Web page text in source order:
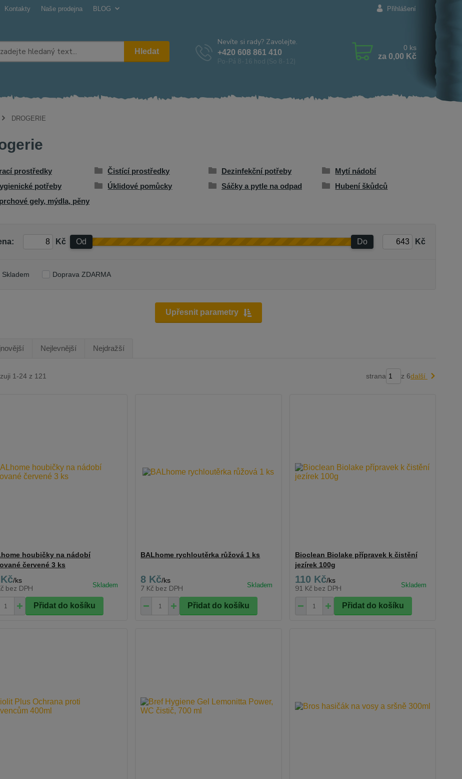
Kontakty Naše prodejna BLOG Přihlášení
Hledat
Nevíte si rady? Zavolejte.
+420 608 861 410
Po-Pá 8-16 hod (So 8-12)
0 ks
za 0,00 Kč
DROGERIE
prostředky Čistící prostředky Dezinfekční potřeby
Mytí nádobí
potřeby
Úklidové pomůcky Sáčky a pytle na odpad
Hubení škůdců
gely, mýdla, pěny
Upřesnit parametry
Kč Od Do Kč
Skladem Doprava ZDARMA
Nejlevnější Nejdražší
1-24 z 121 strana z 6další
houbičky na nádobí
červené 3 ks
/ks
bez DPH
Přidat do košíku
BALhome rychloutěrka růžová 1 ks
8 Kč/ks
7 Kč bez DPH
Přidat do košíku
Bioclean Biolake přípravek k čistění
jezírek 100g
110 Kč/ks
91 Kč bez DPH
Přidat do košíku